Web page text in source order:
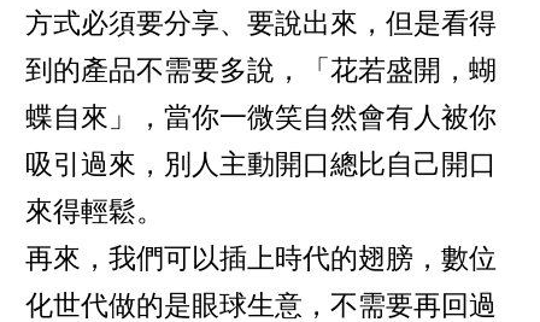
方式必須要分享、要說出來，但是看得
到的產品不需要多說，「花若盛開，蝴
蝶自來」，當你一微笑自然會有人被你
吸引過來，別人主動開口總比自己開口
來得輕鬆。
再來，我們可以插上時代的翅膀，數位
化世代做的是眼球生意，不需要再回過